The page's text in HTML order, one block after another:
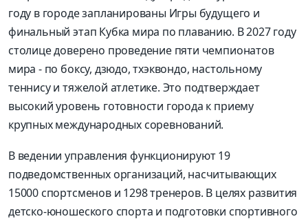
году в городе запланированы Игры будущего и
финальный этап Кубка мира по плаванию. В 2027 году
столице доверено проведение пяти чемпионатов
мира - по боксу, дзюдо, тхэквондо, настольному
теннису и тяжелой атлетике. Это подтверждает
высокий уровень готовности города к приему
крупных международных соревнований.
В ведении управления функционируют 19
подведомственных организаций, насчитывающих
15000 спортсменов и 1298 тренеров. В целях развития
детско-юношеского спорта и подготовки спортивного